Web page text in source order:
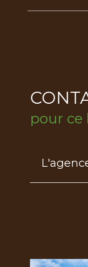
pour ce